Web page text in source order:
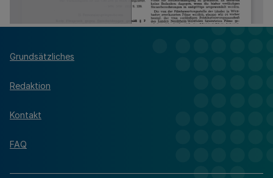
Grundsätzliches
Redaktion
Kontakt
FAQ